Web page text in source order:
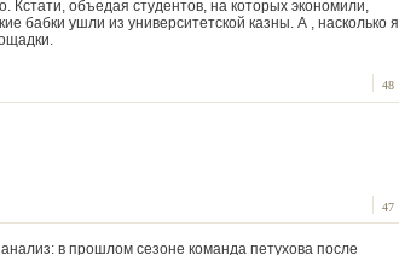
объедая студентов, на которых экономили,
бабки ушли из университетской казны. А , насколько я
48
47
в прошлом сезоне команда петухова после